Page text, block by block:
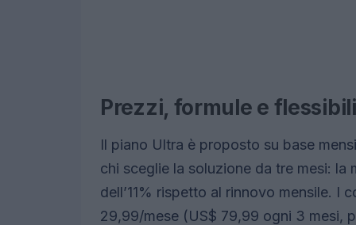
Prezzi, formule e
Il piano Ultra è proposto su base
chi sceglie la soluzione da tre mesi: la
dell’11% rispetto al rinnovo mensile. I
29,99/mese (US$ 79,99 ogni 3 mesi,